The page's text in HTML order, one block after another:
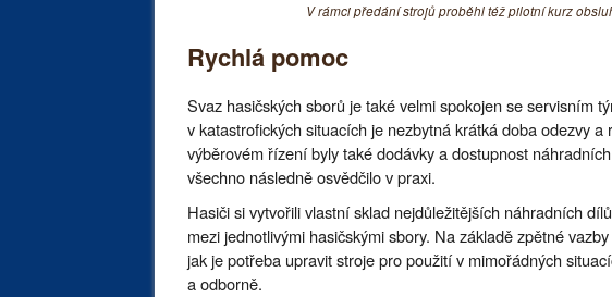
V rámci předání strojů proběhl též pilotní kurz
Rychlá pomoc
Svaz hasičských sborů je také velmi spokojen se servisním
v katastrofických situacích je nezbytná krátká doba odezvy
výběrovém řízení byly také dodávky a dostupnost
všechno následně osvědčilo v praxi.
Hasiči si vytvořili vlastní sklad nejdůležitějších náhradních
mezi jednotlivými hasičskými sbory. Na základě zpětné
jak je potřeba upravit stroje pro použití v mimořádných
a odborně.